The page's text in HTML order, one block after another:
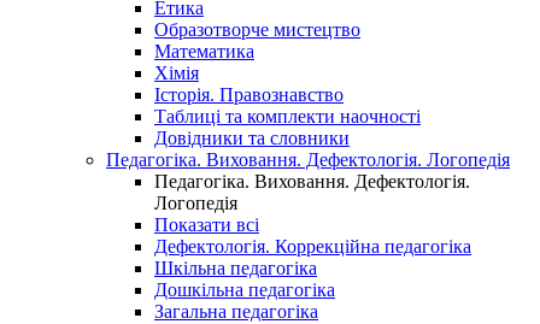
Етика
Образотворче мистецтво
Математика
Хімія
Історія. Правознавство
Таблиці та комплекти наочності
Довідники та словники
Педагогіка. Виховання. Дефектологія. Логопедія
Педагогіка. Виховання. Дефектологія.
Логопедія
Показати всі
Дефектологія. Коррекційна педагогіка
Шкільна педагогіка
Дошкільна педагогіка
Загальна педагогіка